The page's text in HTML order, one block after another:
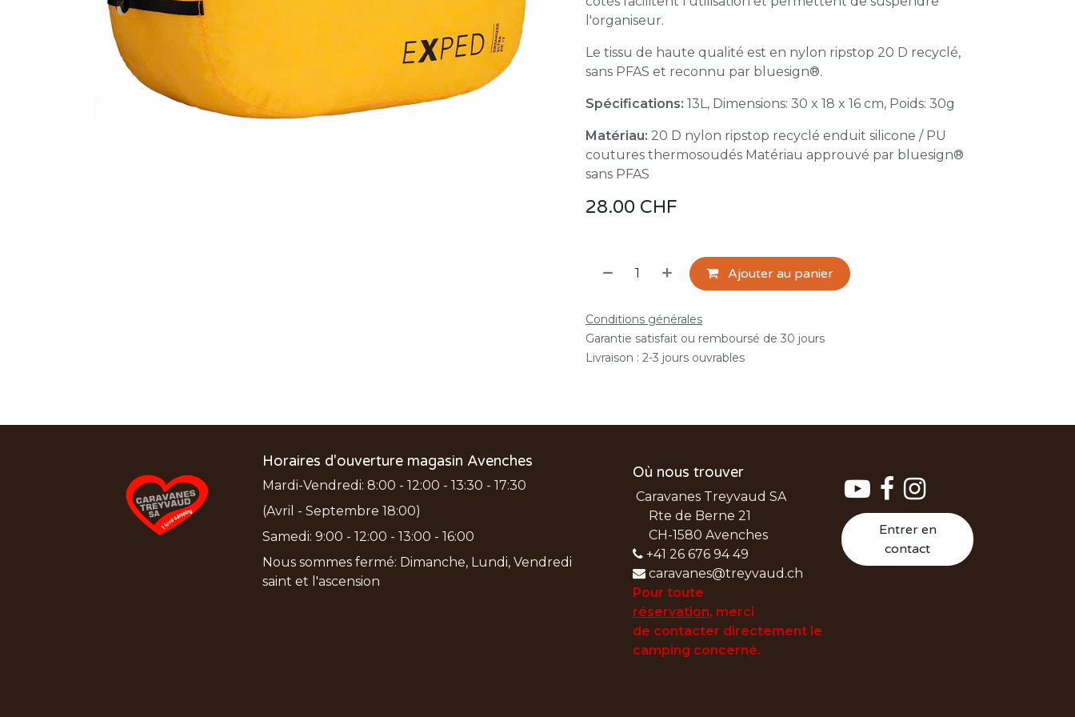
l'organiseur.
Le tissu de haute qualité est en nylon ripstop 20 D recyclé,
sans PFAS et reconnu par bluesign®.
Spécifications: 13L, Dimensions: 30 x 18 x 16 cm, Poids: 30g
Matériau: 20 D nylon ripstop recyclé enduit silicone / PU
coutures thermosoudés Matériau approuvé par bluesign®
sans PFAS
28.00 CHF
Ajouter au panier
Conditions générales
Garantie satisfait ou remboursé de 30 jours
Livraison : 2-3 jours ouvrables
Entrer en
contact
Horaires d'ouverture magasin Avenches
Mardi-Vendredi: 8:00 - 12:00 - 13:30 - 17:30
(Avril - Septembre 18:00)
Samedi: 9:00 - 12:00 - 13:00 - 16:00
Nous sommes fermé: Dimanche, Lundi, Vendredi
saint et l'ascension
Où nous trouver
Caravanes Treyvaud SA
Rte de Berne 21
CH-1580 Avenches
+41 26 676 94 49
caravanes@treyvaud.ch
Pour toute
réservation, merci
de contacter directement le
camping concerné.